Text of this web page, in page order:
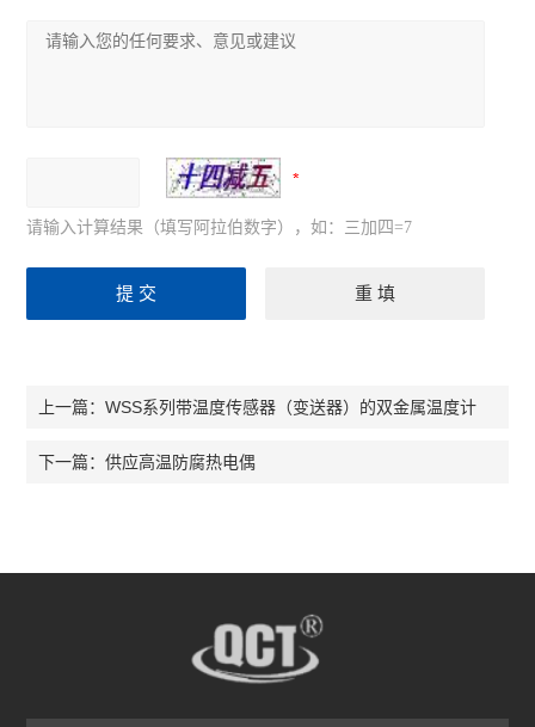
请输入计算结果（填写阿拉伯数字），如：三加四=7
上一篇：WSS系列带温度传感器（变送器）的双金属温度计
下一篇：供应高温防腐热电偶